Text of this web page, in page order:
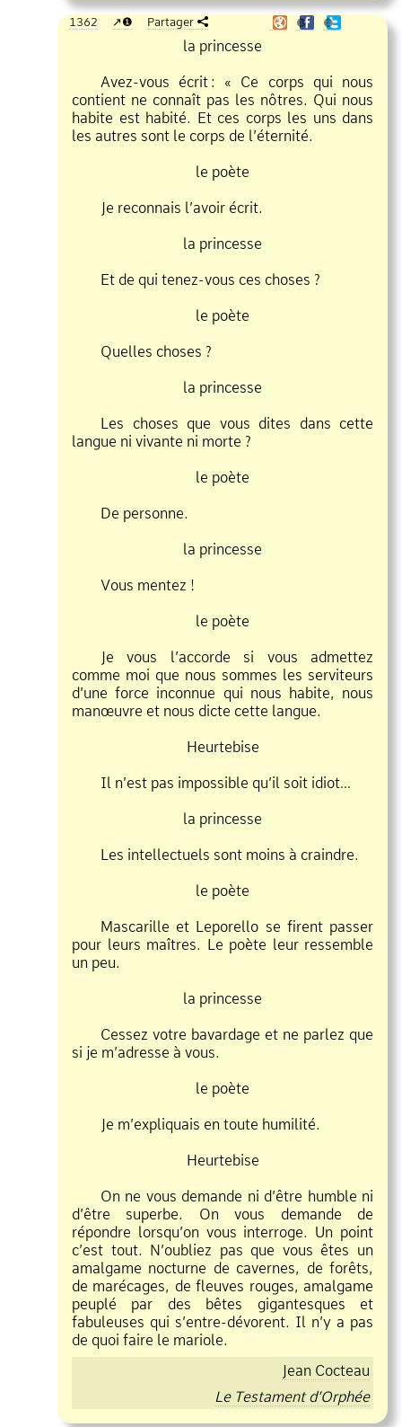
1362 ❶ Partager ❶ ❶
la princesse
Avez vous écrit: « Ce corps qui nous
contient ne connaît pas les nôtres. Qui nous
habite est habité. Et ces corps les uns dans
les autres sont le corps de l’éternité.
le poète
Je reconnais l’avoir écrit.
la princesse
Et de qui tenez vous ces choses ?
le poète
Quelles choses ?
la princesse
Les choses que vous dites dans cette
langue ni vivante ni morte ?
le poète
De personne.
la princesse
Vous mentez !
le poète
Je vous l’accorde si vous admettez
comme moi que nous sommes les serviteurs
d’une force inconnue qui nous habite, nous
manœuvre et nous dicte cette langue.
Heurtebise
Il n’est pas impossible qu’il soit idiot…
la princesse
Les intellectuels sont moins à craindre.
le poète
Mascarille et Leporello se firent passer
pour leurs maîtres. Le poète leur ressemble
un peu.
la princesse
Cessez votre bavardage et ne parlez que
si je m’adresse à vous.
le poète
Je m’expliquais en toute humilité.
Heurtebise
On ne vous demande ni d’être humble ni
d’être superbe. On vous demande de
répondre lorsqu’on vous interroge. Un point
c’est tout. N’oubliez pas que vous êtes un
amalgame nocturne de cavernes, de forêts,
de marécages, de fleuves rouges, amalgame
peuplé par des bêtes gigantesques et
fabuleuses qui s’entre dévorent. Il n’y a pas
de quoi faire le mariole.
Jean Cocteau
Le Testament d’Orphée